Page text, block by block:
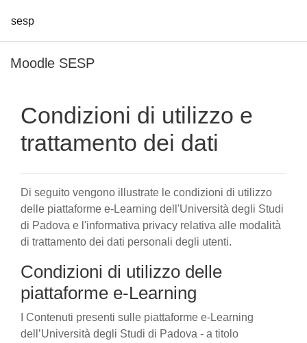
sesp
Moodle SESP
Condizioni di utilizzo e
trattamento dei dati
Di seguito vengono illustrate le condizioni di utilizzo
delle piattaforme e-Learning dell'Università degli Studi
di Padova e l'informativa privacy relativa alle modalità
di trattamento dei dati personali degli utenti.
Condizioni di utilizzo delle
piattaforme e-Learning
I Contenuti presenti sulle piattaforme e-Learning
dell’Università degli Studi di Padova - a titolo